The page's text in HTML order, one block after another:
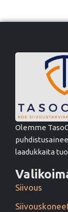
Olemme
laadukkaita
Siivous